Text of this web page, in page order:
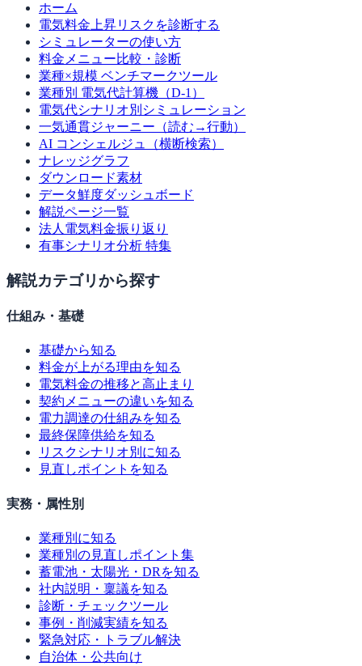
ホーム
電気料金上昇リスクを診断する
シミュレーターの使い方
料金メニュー比較・診断
業種×規模 ベンチマークツール
業種別 電気代計算機（D-1）
電気代シナリオ別シミュレーション
一気通貫ジャーニー（読む→行動）
AI コンシェルジュ（横断検索）
ナレッジグラフ
ダウンロード素材
データ鮮度ダッシュボード
解説ページ一覧
法人電気料金振り返り
有事シナリオ分析 特集
解説カテゴリから探す
仕組み・基礎
基礎から知る
料金が上がる理由を知る
電気料金の推移と高止まり
契約メニューの違いを知る
電力調達の仕組みを知る
最終保障供給を知る
リスクシナリオ別に知る
見直しポイントを知る
実務・属性別
業種別に知る
業種別の見直しポイント集
蓄電池・太陽光・DRを知る
社内説明・稟議を知る
診断・チェックツール
事例・削減実績を知る
緊急対応・トラブル解決
自治体・公共向け